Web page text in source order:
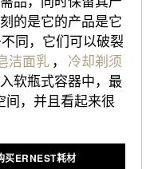
的是它的产品是它
同，它们可以破裂
洁面乳 ， 冷却剃须
软瓶式容器中，最
间，并且看起来很
买ERNEST耗材